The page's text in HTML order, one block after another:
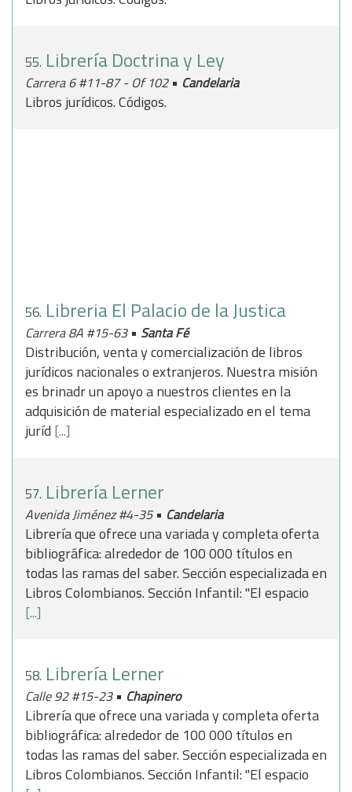
55. Librería Doctrina y Ley
Carrera 6 #11-87 - Of 102 • Candelaria
Libros jurídicos. Códigos.
56. Libreria El Palacio de la Justica
Carrera 8A #15-63 • Santa Fé
Distribución, venta y comercialización de libros
jurídicos nacionales o extranjeros. Nuestra misión
es brinadr un apoyo a nuestros clientes en la
adquisición de material especializado en el tema
juríd [...]
57. Librería Lerner
Avenida Jiménez #4-35• Candelaria
Librería que ofrece una variada y completa oferta
bibliográfica: alrededor de 100 000 títulos en
todas las ramas del saber. Sección especializada en
Libros Colombianos. Sección Infantil: "El espacio
[...]
58. Librería Lerner
Calle 92 #15-23 • Chapinero
Librería que ofrece una variada y completa oferta
bibliográfica: alrededor de 100 000 títulos en
todas las ramas del saber. Sección especializada en
Libros Colombianos. Sección Infantil: "El espacio